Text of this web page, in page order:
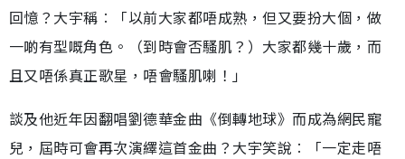
回憶？大宇稱︰「以前大家都唔成熟，但又要扮大個，做
一啲有型嘅角色。（到時會否騷肌？）大家都幾十歲，而
且又唔係真正歌星，唔會騷肌喇！」
談及他近年因翻唱劉德華金曲《倒轉地球》而成為網民寵
兒，屆時可會再次演繹這首金曲？大宇笑說︰「一定走唔